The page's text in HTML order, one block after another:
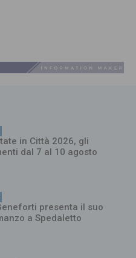
in Città 2026, gli
dal 7 al 10 agosto
presenta il suo
a Spedaletto